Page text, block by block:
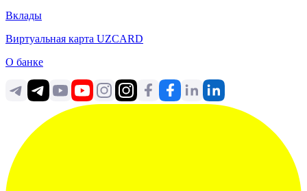
Вклады
Виртуальная карта UZCARD
О банке